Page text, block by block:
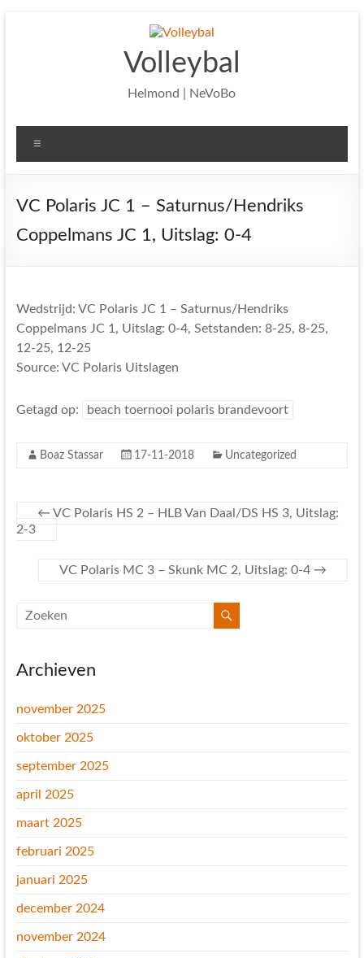
Volleybal
Helmond | NeVoBo
VC Polaris JC 1 – Saturnus/Hendriks
Coppelmans JC 1, Uitslag: 0-4
Wedstrijd: VC Polaris JC 1 – Saturnus/Hendriks
Coppelmans JC 1, Uitslag: 0-4, Setstanden: 8-25, 8-25,
12-25, 12-25
Source: VC Polaris Uitslagen
Getagd op: beach toernooi polaris brandevoort
Boaz Stassar 17-11-2018 Uncategorized
← VC Polaris HS 2 – HLB Van Daal/DS HS 3, Uitslag:
2-3
VC Polaris MC 3 – Skunk MC 2, Uitslag: 0-4 →
Archieven
november 2025
oktober 2025
september 2025
april 2025
maart 2025
februari 2025
januari 2025
december 2024
november 2024